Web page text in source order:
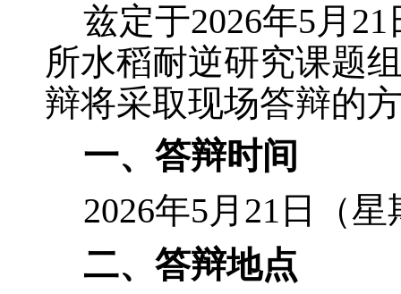
兹定于2026年5月
所水稻耐逆研究课题
辩将采取现场答辩的
一、答辩时间
2026年5月21日（
二、答辩地点